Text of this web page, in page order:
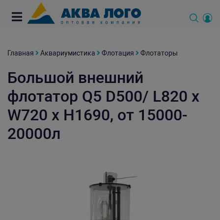
Главная Аквариумистика Флотация Флотаторы
Большой внешний
флотатор Q5 D500/ L820 x
W720 x H1690, от 15000-
20000л